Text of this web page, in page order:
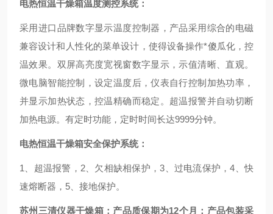
电热恒温干燥箱温度测控系统：
采用进口品牌数字显示温度控制器，产品采用综合的电磁
兼容设计和人性化的菜单设计，使得设备操作*傻瓜化，控
温效果。双屏高亮度宽视窗数字显示，示值清晰、直观。
微电脑智能控制，设定温度后，仪表自行控制加热功率，
并显示加热状态，控温精确而稳定。超温报警并自动切断
加热电源。有定时功能，定时时间长达9999分钟。
电热恒温干燥箱安全保护系统：
1、超温报警，2、欠相缺相保护，3、过电流保护，4、快
速熔断器，5、接地保护。
苏州三清仪器干燥箱：产品质保期为12个月；产品包装采